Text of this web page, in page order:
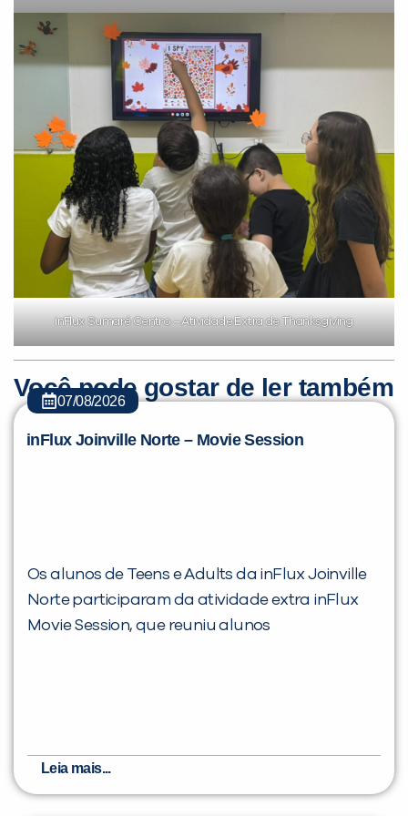
inFlux Sumaré Centro – Atividade Extra de Thanksgiving
Você pode gostar de ler também
07/08/2026
inFlux Joinville Norte – Movie Session
Os alunos de Teens e Adults da inFlux Joinville
Norte participaram da atividade extra inFlux
Movie Session, que reuniu alunos
Leia mais...